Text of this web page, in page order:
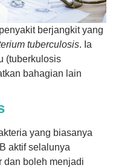
berjangkit yang
tuberculosis. Ia
(tuberkulosis
bahagian lain
yang biasanya
aktif selalunya
dan boleh menjadi